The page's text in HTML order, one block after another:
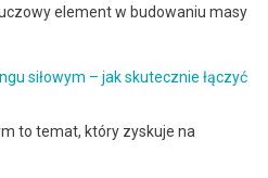
element w budowaniu masy
siłowym – jak skutecznie łączyć
to temat, który zyskuje na